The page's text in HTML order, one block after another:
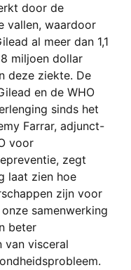
door de
vallen, waardoor
al meer dan 1,1
miljoen dollar
deze ziekte. De
en de WHO
sinds het
Farrar, adjunct-
voor
zegt
laat zien hoe
zijn voor
samenwerking
beter
van visceral